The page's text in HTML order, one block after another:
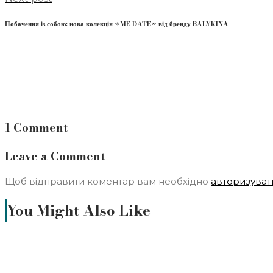
Побачення із собою: нова колекція «ME DATE» від бренду BALYKINA
1 Comment
Leave a Comment
Щоб відправити коментар вам необхідно
You Might Also Like